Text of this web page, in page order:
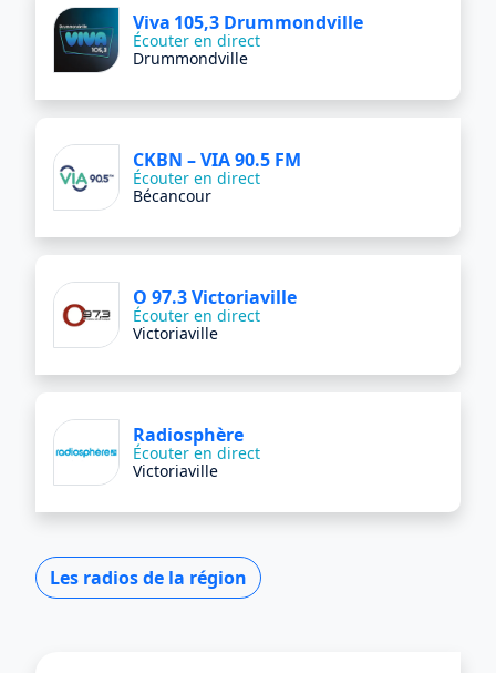
Viva 105,3 Drummondville
Écouter en direct
Drummondville
CKBN – VIA 90.5 FM
Écouter en direct
Bécancour
O 97.3 Victoriaville
Écouter en direct
Victoriaville
Radiosphère
Écouter en direct
Victoriaville
Les radios de la région